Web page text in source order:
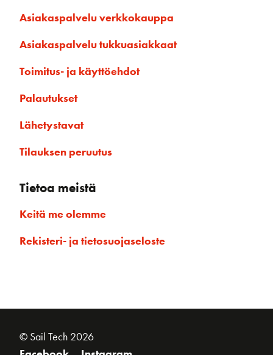
Asiakaspalvelu verkkokauppa
Asiakaspalvelu tukkuasiakkaat
Toimitus- ja käyttöehdot
Palautukset
Lähetystavat
Tilauksen peruutus
Tietoa meistä
Keitä me olemme
Rekisteri- ja tietosuojaseloste
© Sail Tech 2026